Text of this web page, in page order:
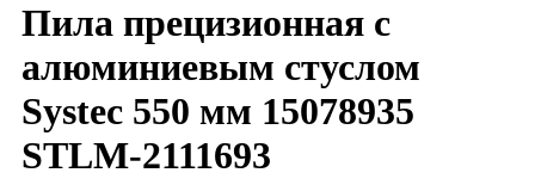
Пила прецизионная с
алюминиевым стуслом
Systec 550 мм 15078935
STLM-2111693